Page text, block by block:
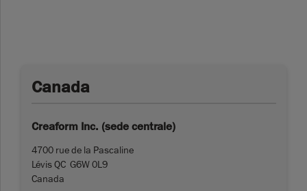
Canada
Creaform Inc. (sede centrale)
4700 rue de la Pascaline
Lévis QC G6W 0L9
Canada